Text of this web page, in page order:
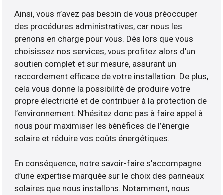
Ainsi, vous n’avez pas besoin de vous préoccuper
des procédures administratives, car nous les
prenons en charge pour vous. Dès lors que vous
choisissez nos services, vous profitez alors d’un
soutien complet et sur mesure, assurant un
raccordement efficace de votre installation. De plus,
cela vous donne la possibilité de produire votre
propre électricité et de contribuer à la protection de
l’environnement. N’hésitez donc pas à faire appel à
nous pour maximiser les bénéfices de l’énergie
solaire et réduire vos coûts énergétiques.
En conséquence, notre savoir-faire s’accompagne
d’une expertise marquée sur le choix des panneaux
solaires que nous installons. Notamment, nous